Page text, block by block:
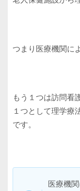
つまり医療機関に
もう１つは訪問看
１つとして理学療
です。
医療機